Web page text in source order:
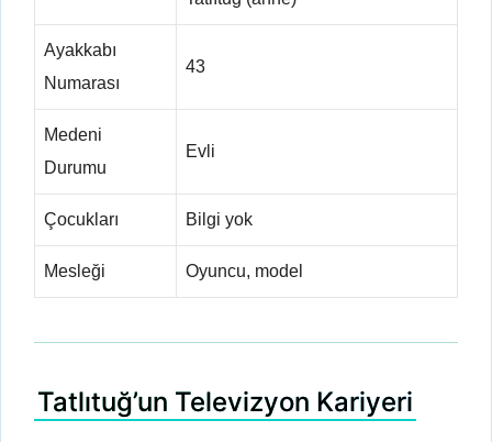
Ayakkabı
Numarası
43
Medeni
Durumu
Evli
Çocukları Bilgi yok
Mesleği Oyuncu, model
Tatlıtuğ’un Televizyon Kariyeri